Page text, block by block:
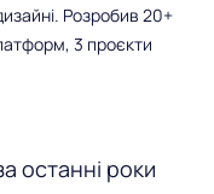
Розробив 20+
3 проєкти
останні роки